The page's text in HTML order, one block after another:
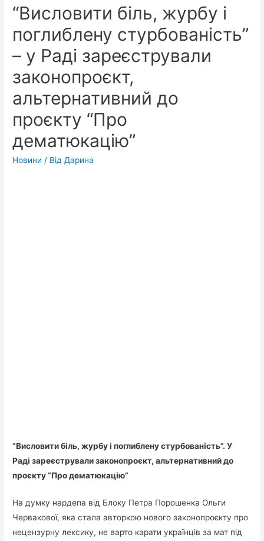
“Висловити біль, журбу і
поглиблену стурбованість”
– у Раді зареєстрували
законопроєкт,
альтернативний до
проєкту “Про
дематюкацію”
Новини / Від Дарина
“Висловити біль, журбу і поглиблену стурбованість”. У
Раді зареєстрували законопроєкт, альтернативний до
проєкту “Про дематюкацію”
На думку нардепа від Блоку Петра Порошенка Ольги
Червакової, яка стала авторкою нового законопроєкту про
нецензурну лексику, не варто карати українців за мат під